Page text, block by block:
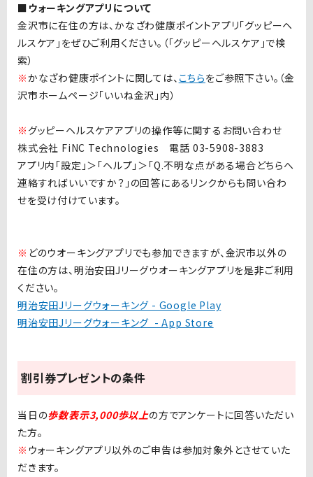
■ウォーキングアプリについて
金沢市に在住の方は、かなざわ健康ポイントアプリ「グッピーヘ
ルスケア」をぜひご利用ください。（「グッピーヘルスケア」で検
索）
※かなざわ健康ポイントに関しては、 こちらをご参照下さい。（金
沢市ホームページ「いいね金沢」内）
※ グッピーヘルスケアアプリの操作等に関するお問い合わせ
株式会社 FiNC Technologies 電話 03-5908-3883
アプリ内「設定」＞「ヘルプ」＞「Q.不明な点がある場合どちらへ
連絡すればいいですか？」の回答にあるリンクからも問い合わ
せを受け付けています。
※ どのウオーキングアプリでも参加できますが、金沢市以外の
在住の方は、明治安田Jリーグウオーキングアプリを是非ご利用
ください。
明治安田Jリーグウォーキング - Google Play
明治安田Jリーグウォーキング - App Store
割引券プレゼントの条件
当日の歩数表示3,000歩以上の方でアンケートに回答いただい
た方。
※ ウォーキングアプリ以外のご申告は参加対象外とさせていた
だきます。